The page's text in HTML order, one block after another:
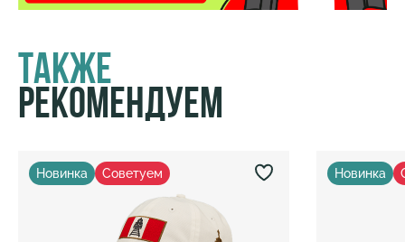
Также
Рекомендуем
Новинка Советуем Новинка